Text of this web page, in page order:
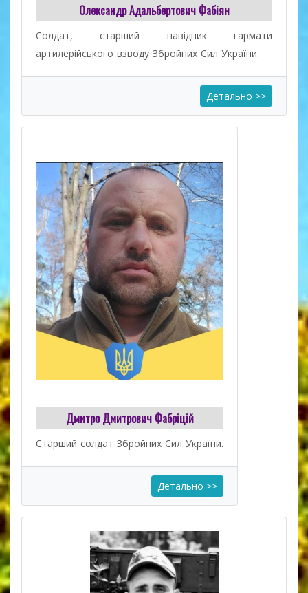
Олександр Адальбертович Фабіян
Солдат, старший навідник гармати
артилерійського взводу Збройних Cил України.
Детально >>
Дмитро Дмитрович Фабріцій
Старший солдат Збройних Cил України.
Детально >>